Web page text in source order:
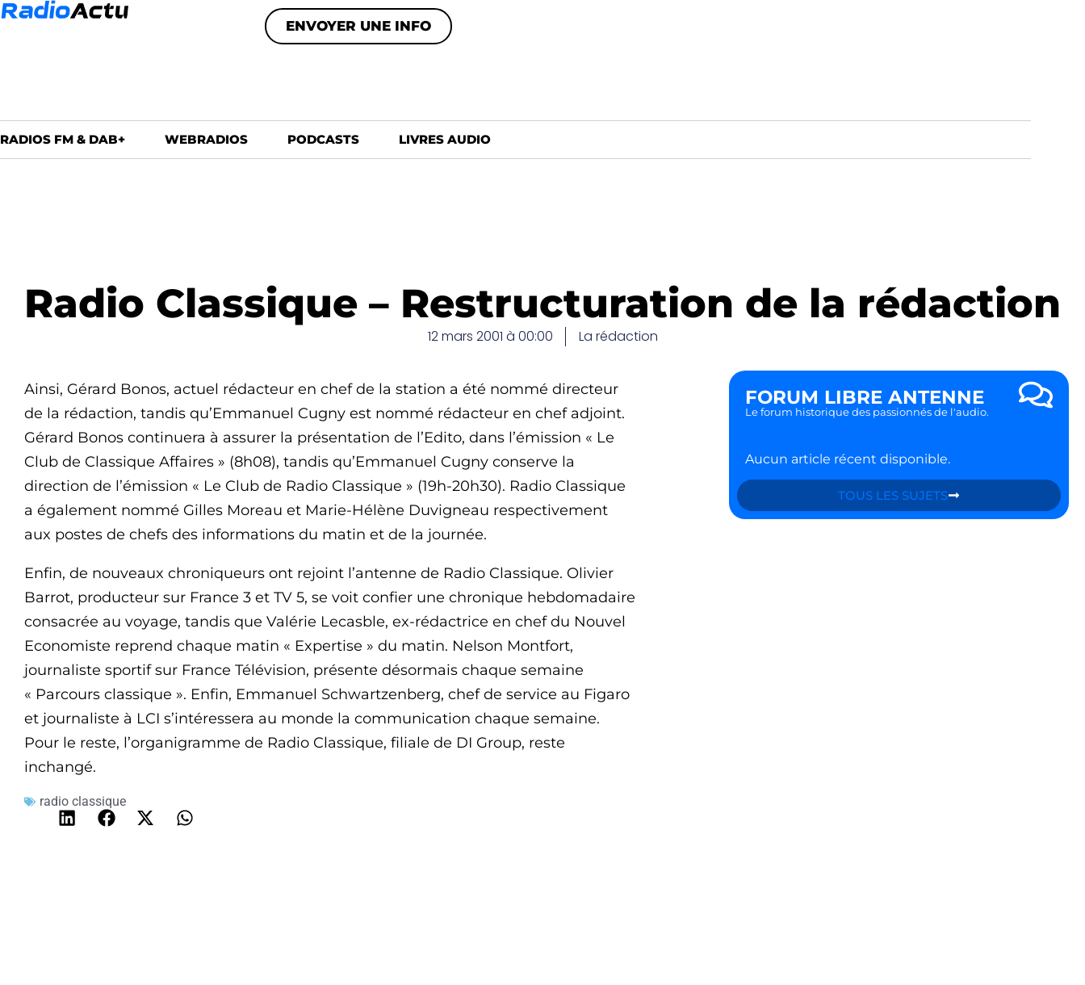
ENVOYER UNE INFO
RADIOS FM & DAB+ WEBRADIOS PODCASTS LIVRES AUDIO
Radio Classique – Restructuration de la rédaction
12 mars 2001 à 00:00 La rédaction
Ainsi, Gérard Bonos, actuel rédacteur en chef de la station a été nommé directeur
de la rédaction, tandis qu’Emmanuel Cugny est nommé rédacteur en chef adjoint.
Gérard Bonos continuera à assurer la présentation de l’Edito, dans l’émission « Le
Club de Classique Affaires » (8h08), tandis qu’Emmanuel Cugny conserve la
direction de l’émission « Le Club de Radio Classique » (19h-20h30). Radio Classique
a également nommé Gilles Moreau et Marie-Hélène Duvigneau respectivement
aux postes de chefs des informations du matin et de la journée.
Enfin, de nouveaux chroniqueurs ont rejoint l’antenne de Radio Classique. Olivier
Barrot, producteur sur France 3 et TV 5, se voit confier une chronique hebdomadaire
consacrée au voyage, tandis que Valérie Lecasble, ex-rédactrice en chef du Nouvel
Economiste reprend chaque matin « Expertise » du matin. Nelson Montfort,
journaliste sportif sur France Télévision, présente désormais chaque semaine
« Parcours classique ». Enfin, Emmanuel Schwartzenberg, chef de service au Figaro
et journaliste à LCI s’intéressera au monde la communication chaque semaine.
Pour le reste, l’organigramme de Radio Classique, filiale de DI Group, reste
inchangé.
radio classique
FORUM LIBRE ANTENNE
Le forum historique des passionnés de l'audio.
Aucun article récent disponible.
TOUS LES SUJETS